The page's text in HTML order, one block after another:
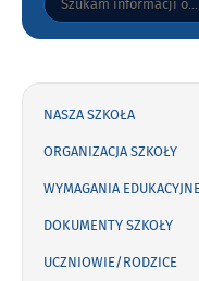
wpisz
NASZA SZKOŁA
ORGANIZACJA SZKOŁY
WYMAGANIA
DOKUMENTY SZKOŁY
UCZNIOWIE/RODZICE